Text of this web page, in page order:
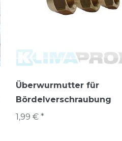
Überwurmutter für
Bördelverschraubung
1,99 € *